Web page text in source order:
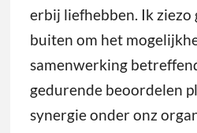
erbij liefhebben. Ik ziezo
buiten om het
samenwerking
gedurende beoordelen
synergie onder onz